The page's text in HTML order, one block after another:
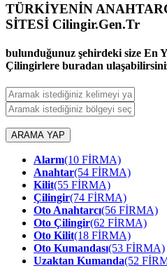
TÜRKİYENİN
SİTESİ Cilingir.Gen.Tr
bulunduğunuz şehirdeki size En
Çilingirlere buradan
ARAMA YAP
Alarm(10 FİRMA)
Anahtar(54 FİRMA)
Kilit(55 FİRMA)
Çilingir(74 FİRMA)
Oto Anahtarcı(56 FİRMA)
Oto Çilingir(62 FİRMA)
Oto Kilit(18 FİRMA)
Oto Kumandası(53 FİRMA)
Uzaktan Kumanda(52